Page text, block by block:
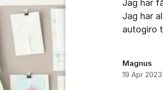
Jag har
Jag har
autogiro
Magnus
19 Apr 2023